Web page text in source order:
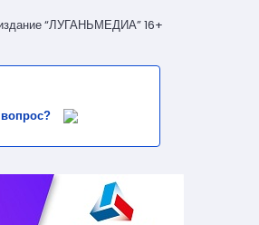
“ЛУГАНЬМЕДИА” 16+
вопрос?